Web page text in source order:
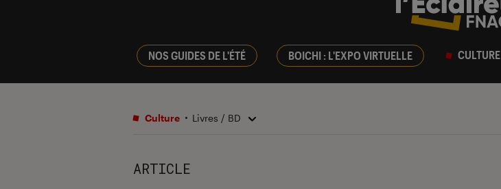
NOS GUIDES DE L'ÉTÉ BOICHI : L'EXPO VIRTUELLE CULTURE
Culture Livres / BD
ARTICLE